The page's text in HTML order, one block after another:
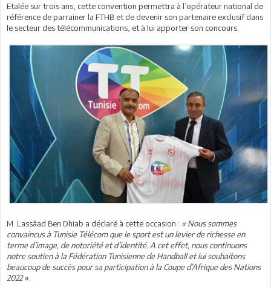
Etalée sur trois ans, cette convention permettra à l’opérateur national de
référence de parrainer la FTHB et de devenir son partenaire exclusif dans
le secteur des télécommunications, et à lui apporter son concours.
M. Lassâad Ben Dhiab a déclaré à cette occasion : « Nous sommes
convaincus à Tunisie Télécom que le sport est un levier de richesse en
terme d’image, de notoriété et d’identité. A cet effet, nous continuons
notre soutien à la Fédération Tunisienne de Handball et lui souhaitons
beaucoup de succès pour sa participation à la Coupe d’Afrique des Nations
2022 »